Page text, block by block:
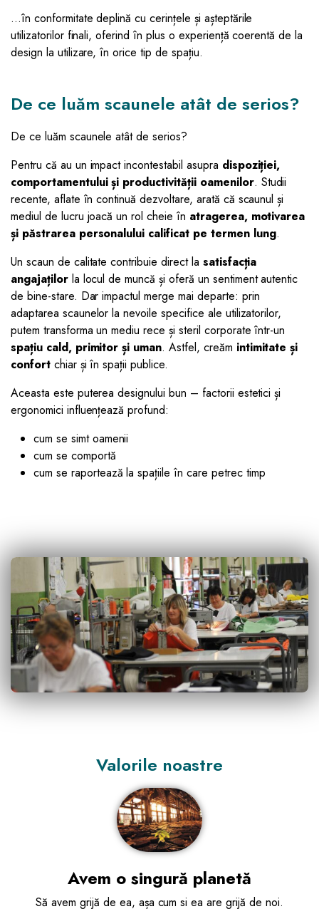
…în conformitate deplină cu cerințele și așteptările
utilizatorilor finali, oferind în plus o experiență coerentă de la
design la utilizare, în orice tip de spațiu.
De ce luăm scaunele atât de serios?
De ce luăm scaunele atât de serios?
Pentru că au un impact incontestabil asupra dispoziției,
comportamentului și productivității oamenilor. Studii
recente, aflate în continuă dezvoltare, arată că scaunul și
mediul de lucru joacă un rol cheie în atragerea, motivarea
și păstrarea personalului calificat pe termen lung.
Un scaun de calitate contribuie direct la satisfacția
angajațilorla locul de muncă și oferă un sentiment autentic
de bine-stare. Dar impactul merge mai departe: prin
adaptarea scaunelor la nevoile specifice ale utilizatorilor,
putem transforma un mediu rece și steril corporate într-un
spațiu cald, primitor și uman. Astfel, creăm intimitate și
confortchiar și în spații publice.
Aceasta este puterea designului bun – factorii estetici și
ergonomici influențează profund:
cum se simt oamenii
cum se comportă
cum se raportează la spațiile în care petrec timp
Valorile noastre
Avem o singură planetă
Să avem grijă de ea, așa cum si ea are grijă de noi.